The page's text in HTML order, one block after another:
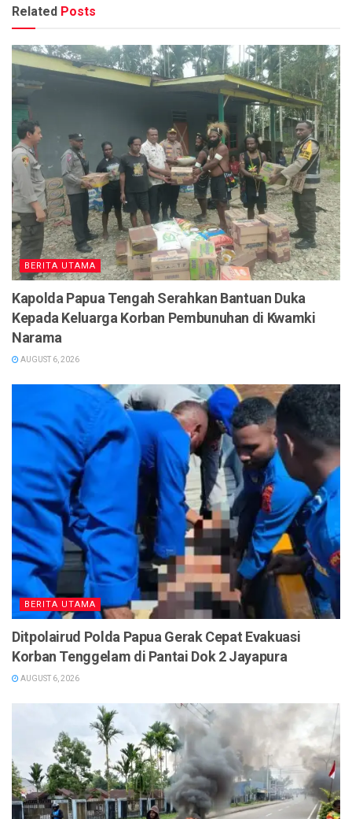
Related Posts
BERITA UTAMA
Kapolda Papua Tengah Serahkan Bantuan Duka
Kepada Keluarga Korban Pembunuhan di Kwamki
Narama
AUGUST 6, 2026
BERITA UTAMA
Ditpolairud Polda Papua Gerak Cepat Evakuasi
Korban Tenggelam di Pantai Dok 2 Jayapura
AUGUST 6, 2026